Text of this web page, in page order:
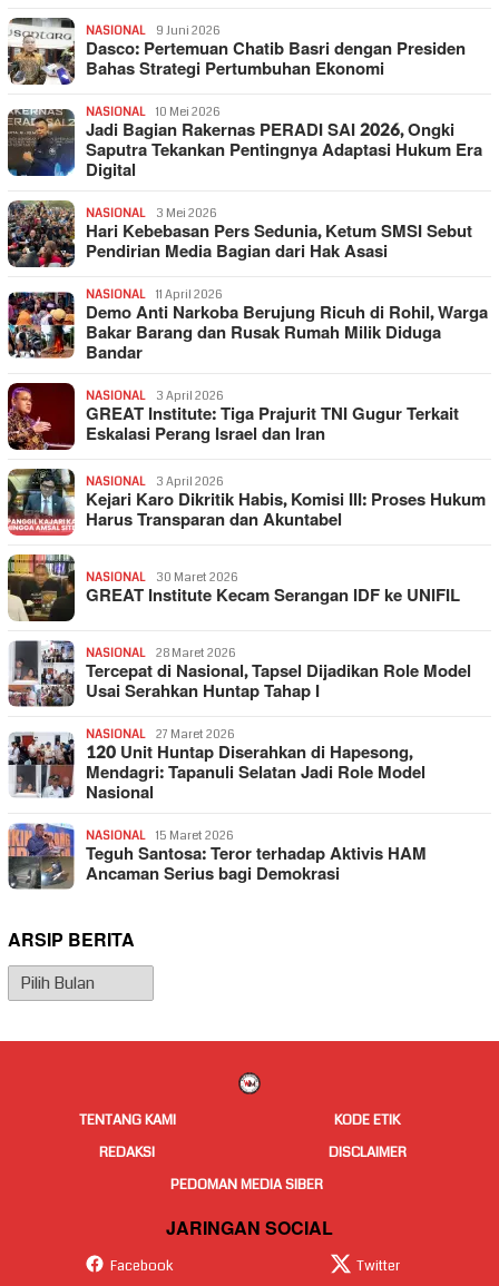
NASIONAL 9 Juni 2026
Dasco: Pertemuan Chatib Basri dengan Presiden
Bahas Strategi Pertumbuhan Ekonomi
NASIONAL 10 Mei 2026
Jadi Bagian Rakernas PERADI SAI 2026, Ongki
Saputra Tekankan Pentingnya Adaptasi Hukum Era
Digital
NASIONAL 3 Mei 2026
Hari Kebebasan Pers Sedunia, Ketum SMSI Sebut
Pendirian Media Bagian dari Hak Asasi
NASIONAL 11 April 2026
Demo Anti Narkoba Berujung Ricuh di Rohil, Warga
Bakar Barang dan Rusak Rumah Milik Diduga
Bandar
NASIONAL 3 April 2026
GREAT Institute: Tiga Prajurit TNI Gugur Terkait
Eskalasi Perang Israel dan Iran
NASIONAL 3 April 2026
Kejari Karo Dikritik Habis, Komisi III: Proses Hukum
Harus Transparan dan Akuntabel
NASIONAL 30 Maret 2026
GREAT Institute Kecam Serangan IDF ke UNIFIL
NASIONAL 28 Maret 2026
Tercepat di Nasional, Tapsel Dijadikan Role Model
Usai Serahkan Huntap Tahap I
NASIONAL 27 Maret 2026
120 Unit Huntap Diserahkan di Hapesong,
Mendagri: Tapanuli Selatan Jadi Role Model
Nasional
NASIONAL 15 Maret 2026
Teguh Santosa: Teror terhadap Aktivis HAM
Ancaman Serius bagi Demokrasi
ARSIP BERITA
Arsip
Berita
TENTANG KAMI
KODE ETIK
REDAKSI
DISCLAIMER
PEDOMAN MEDIA SIBER
JARINGAN SOCIAL
Facebook Twitter